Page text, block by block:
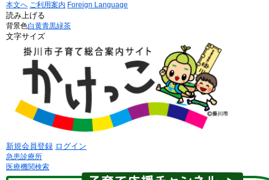
本文へ ご利用案内 Foreign Language
読み上げる
背景色白黄青黒緑茶
文字サイズ
新規会員登録 ログイン
急患診療所
医療機関検索